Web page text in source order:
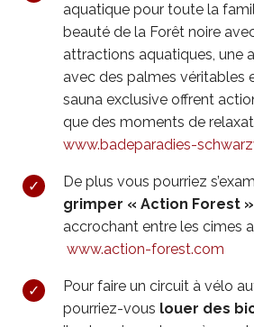
aquatique pour toute la
beauté de la Forêt noire
attractions aquatiques, une
avec des palmes véritables
sauna exclusive offrent
que des moments de
www.badeparadies-
De plus vous pourriez
grimper « Action Forest »
accrochant entre les cimes
www.action-forest.com
Pour faire un circuit à vélo
pourriez-vous louer des